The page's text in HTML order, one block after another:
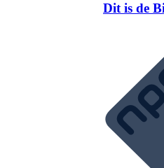
Dit is de